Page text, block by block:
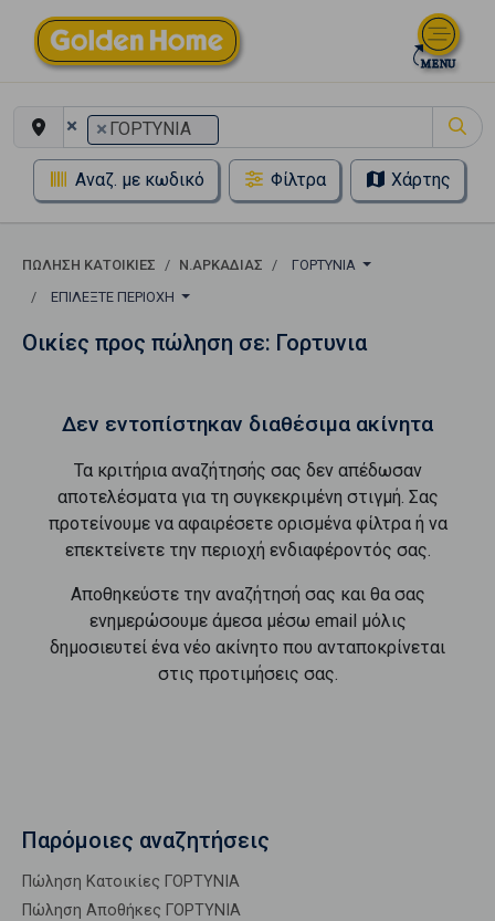
× × ΓΟΡΤΥΝΙΑ
Αναζ. με κωδικό Φίλτρα Χάρτης
ΠΏΛΗΣΗ ΚΑΤΟΙΚΊΕΣ Ν.ΑΡΚΑΔΙΑΣ
ΓΟΡΤΥΝΙΑ
ΕΠΙΛΈΞΤΕ ΠΕΡΙΟΧΉ
Οικίες προς πώληση σε: Γορτυνια
Δεν εντοπίστηκαν διαθέσιμα ακίνητα
Τα κριτήρια αναζήτησής σας δεν απέδωσαν
αποτελέσματα για τη συγκεκριμένη στιγμή. Σας
προτείνουμε να αφαιρέσετε ορισμένα φίλτρα ή να
επεκτείνετε την περιοχή ενδιαφέροντός σας.
Αποθηκεύστε την αναζήτησή σας και θα σας
ενημερώσουμε άμεσα μέσω email μόλις
δημοσιευτεί ένα νέο ακίνητο που ανταποκρίνεται
στις προτιμήσεις σας.
Παρόμοιες αναζητήσεις
Πώληση Κατοικίες ΓΟΡΤΥΝΙΑ
Πώληση Αποθήκες ΓΟΡΤΥΝΙΑ